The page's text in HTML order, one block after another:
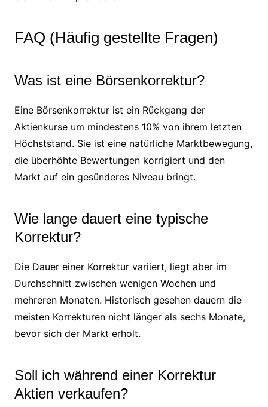
FAQ (Häufig gestellte Fragen)
Was ist eine Börsenkorrektur?
Eine Börsenkorrektur ist ein Rückgang der
Aktienkurse um mindestens 10% von ihrem letzten
Höchststand. Sie ist eine natürliche Marktbewegung,
die überhöhte Bewertungen korrigiert und den
Markt auf ein gesünderes Niveau bringt.
Wie lange dauert eine typische
Korrektur?
Die Dauer einer Korrektur variiert, liegt aber im
Durchschnitt zwischen wenigen Wochen und
mehreren Monaten. Historisch gesehen dauern die
meisten Korrekturen nicht länger als sechs Monate,
bevor sich der Markt erholt.
Soll ich während einer Korrektur
Aktien verkaufen?